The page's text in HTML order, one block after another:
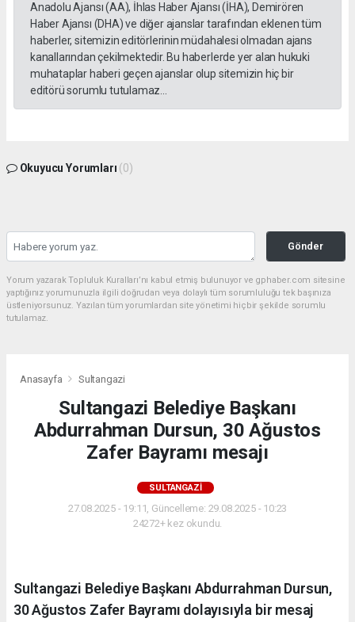
Anadolu Ajansı (AA), İhlas Haber Ajansı (İHA), Demirören
Haber Ajansı (DHA) ve diğer ajanslar tarafından eklenen tüm
haberler, sitemizin editörlerinin müdahalesi olmadan ajans
kanallarından çekilmektedir. Bu haberlerde yer alan hukuki
muhataplar haberi geçen ajanslar olup sitemizin hiç bir
editörü sorumlu tutulamaz...
Okuyucu Yorumları (0)
Gönder
Yorum yazarak Topluluk Kuralları’nı kabul etmiş bulunuyor ve gphaber.com sitesine
yaptığınız yorumunuzla ilgili doğrudan veya dolaylı tüm sorumluluğu tek başınıza
üstleniyorsunuz. Yazılan tüm yorumlardan site yönetimi hiçbir şekilde sorumlu
tutulamaz.
Anasayfa Sultangazi
Sultangazi Belediye Başkanı
Abdurrahman Dursun, 30 Ağustos
Zafer Bayramı mesajı
SULTANGAZI
27.08.2025 - 19:11, Güncelleme: 29.08.2025 - 10:23
24272+ kez okundu.
Sultangazi Belediye Başkanı Abdurrahman Dursun,
30 Ağustos Zafer Bayramı dolayısıyla bir mesaj